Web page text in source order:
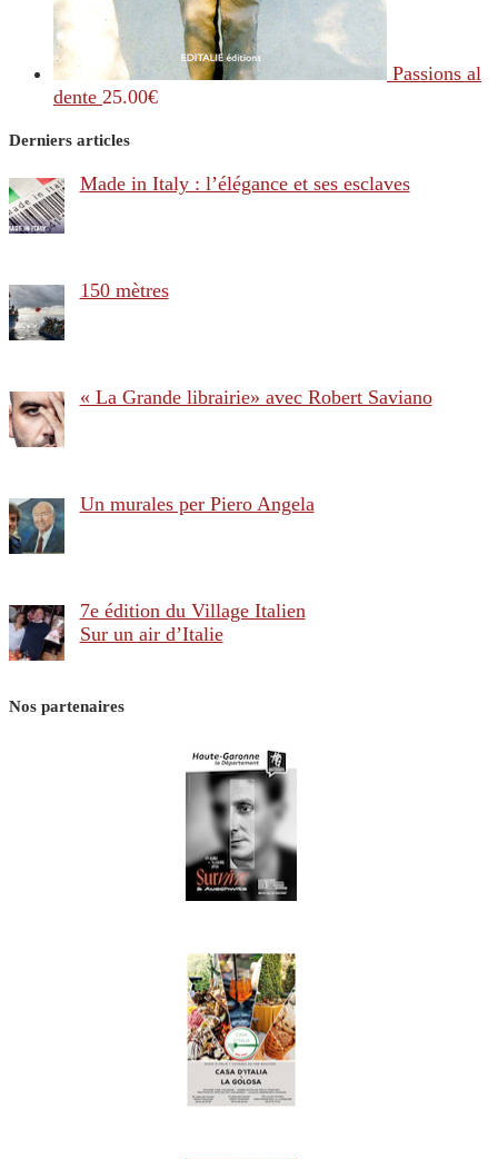
Passions al
dente 25.00€
Derniers articles
Made in Italy : l’élégance et ses esclaves
150 mètres
« La Grande librairie» avec Robert Saviano
Un murales per Piero Angela
7e édition du Village Italien
Sur un air d’Italie
Nos partenaires